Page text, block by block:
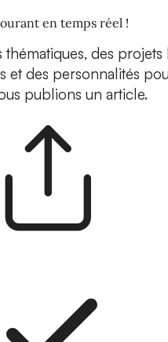
en temps réel !
thématiques, des projets
et des personnalités
publions un article.